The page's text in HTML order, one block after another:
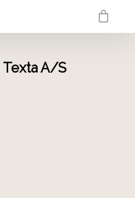
Texta A/S